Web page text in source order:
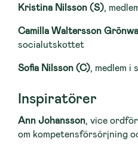
Kristina Nilsson (S),
Camilla Waltersson
socialutskottet
Sofia Nilsson (C), medlem
Inspiratörer
Ann Johansson, vice
om kompetensförsörjning